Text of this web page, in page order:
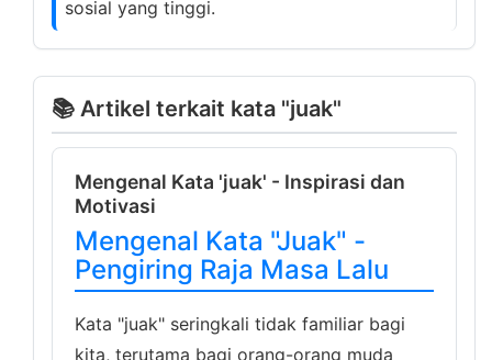
sosial yang tinggi.
📚 Artikel terkait kata "juak"
Mengenal Kata 'juak' - Inspirasi dan
Motivasi
Mengenal Kata "Juak" -
Pengiring Raja Masa Lalu
Kata "juak" seringkali tidak familiar bagi
kita, terutama bagi orang-orang muda